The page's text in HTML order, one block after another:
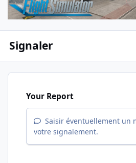
Signaler
Your Report
Saisir éventuellement un
votre signalement.